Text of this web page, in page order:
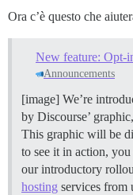
Ora c’è questo che
Announcements
[image] We’re
by Discourse’
This graphic will be
to see it in action,
our introductory
hosting services from